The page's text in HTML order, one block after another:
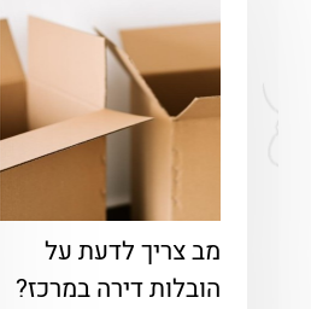
מב צריך לדעת על
הובלות דירה במרכז?